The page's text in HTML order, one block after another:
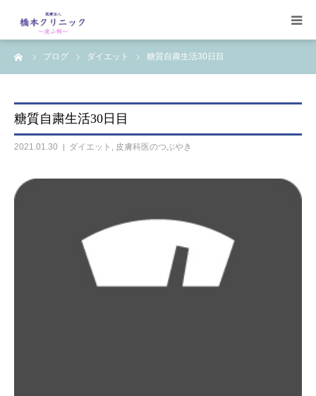
ブログ ダイエット 糖質自粛生活30日目
糖質自粛生活30日目
2021.01.30 ダイエット , 皮膚科医のつぶやき
受診案内
治療案内
【コラム】